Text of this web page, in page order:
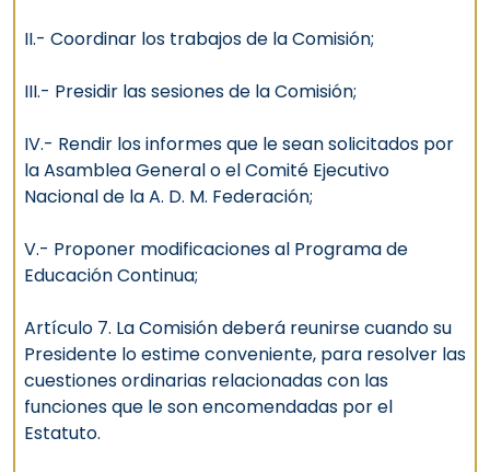
II.- Coordinar los trabajos de la Comisión;
III.- Presidir las sesiones de la Comisión;
IV.- Rendir los informes que le sean solicitados por
la Asamblea General o el Comité Ejecutivo
Nacional de la A. D. M. Federación;
V.- Proponer modificaciones al Programa de
Educación Continua;
Artículo 7. La Comisión deberá reunirse cuando su
Presidente lo estime conveniente, para resolver las
cuestiones ordinarias relacionadas con las
funciones que le son encomendadas por el
Estatuto.